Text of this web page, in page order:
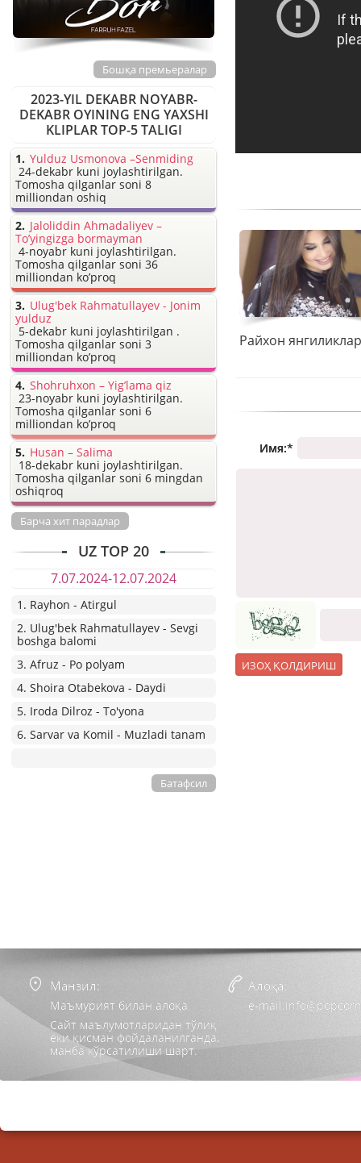
Имя:*
Бошқа премьералар
2023-YIL DEKABR NOYABR-
DEKABR OYINING ENG YAXSHI
KLIPLAR TOP-5 TALIGI
Yulduz Usmonova –Senmiding
24-dekabr kuni joylashtirilgan.
Tomosha qilganlar soni 8
milliondan oshiq
Jaloliddin Ahmadaliyev –
To’yingizga bormayman
4-noyabr kuni joylashtirilgan.
Tomosha qilganlar soni 36
milliondan ko’proq
Ulug'bek Rahmatullayev - Jonim
yulduz
5-dekabr kuni joylashtirilgan .
Tomosha qilganlar soni 3
milliondan ko’proq
Shohruhxon – Yig’lama qiz
23-noyabr kuni joylashtirilgan.
Tomosha qilganlar soni 6
milliondan ko’proq
Husan – Salima
18-dekabr kuni joylashtirilgan.
Tomosha qilganlar soni 6 mingdan
oshiqroq
Барча хит парадлар
UZ TOP 20
7.07.2024-12.07.2024
1. Rayhon - Atirgul
2. Ulug'bek Rahmatullayev - Sevgi
boshga balomi
3. Afruz - Po polyam
4. Shoira Otabekova - Daydi
5. Iroda Dilroz - To'yona
6. Sarvar va Komil - Muzladi tanam
Батафсил
Манзил:
Маъмурият билан алоқа
Сайт маълумотларидан тўлиқ
ёки қисман фойдаланилганда,
манба кўрсатилиши шарт.
Алоқа:
e-